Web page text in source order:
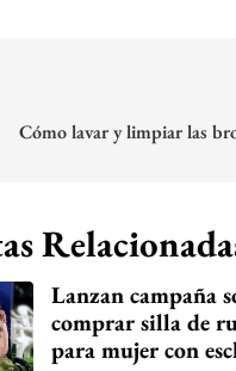
Cómo lavar y limpiar las
Lanzan campaña
comprar silla de
para mujer con